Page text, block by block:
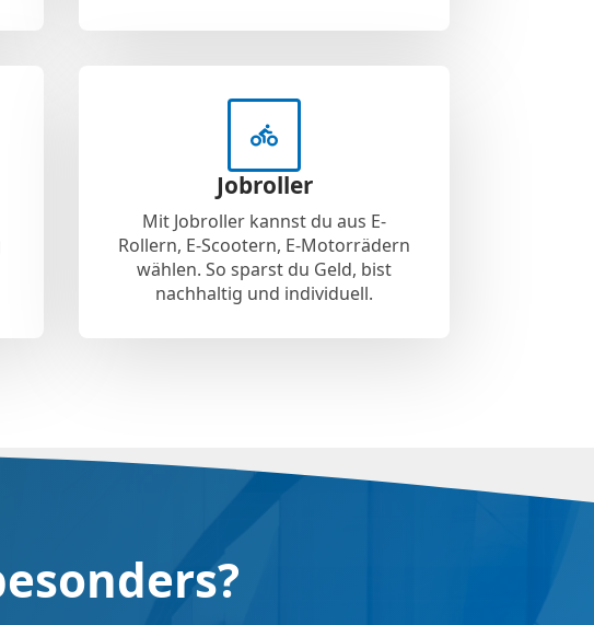
Jobroller
Mit Jobroller kannst du aus E-
Rollern, E-Scootern, E-Motorrädern
wählen. So sparst du Geld, bist
nachhaltig und individuell.